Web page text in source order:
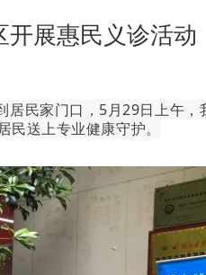
展惠民义诊活动
民家门口，5月29日上午，
送上专业健康守护。